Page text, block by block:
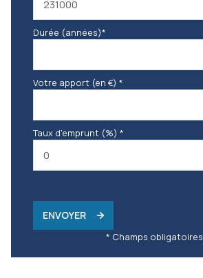
Durée (années)*
Votre apport (en €) *
Taux d'emprunt (%) *
ENVOYER
* Champs obligatoires